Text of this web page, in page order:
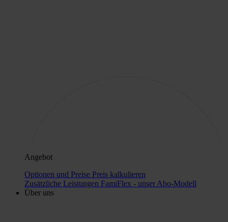
Angebot
Optionen und Preise Preis kalkulieren
Zusätzliche Leistungen FamiFlex - unser Abo-Modell
Über uns